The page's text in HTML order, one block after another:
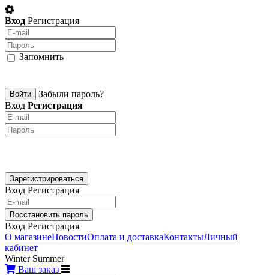
Вход Регистрация
Запомнить
Забыли пароль?
Вход Регистрация
Вход Регистрация
Вход Регистрация
О магазинеНовостиОплата и доставкаКонтактыЛичный
кабинет
Winter Summer
Ваш заказ